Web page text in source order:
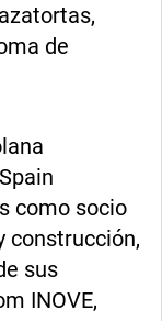
de
como socio
construcción,
sus
INOVE,